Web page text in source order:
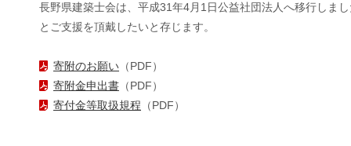
長野県建築士会は、平成31年4月1日公益社団法人へ移行しま
とご支援を頂戴したいと存じます。
寄附のお願い （PDF）
寄附金申出書 （PDF）
寄付金等取扱規程 （PDF）